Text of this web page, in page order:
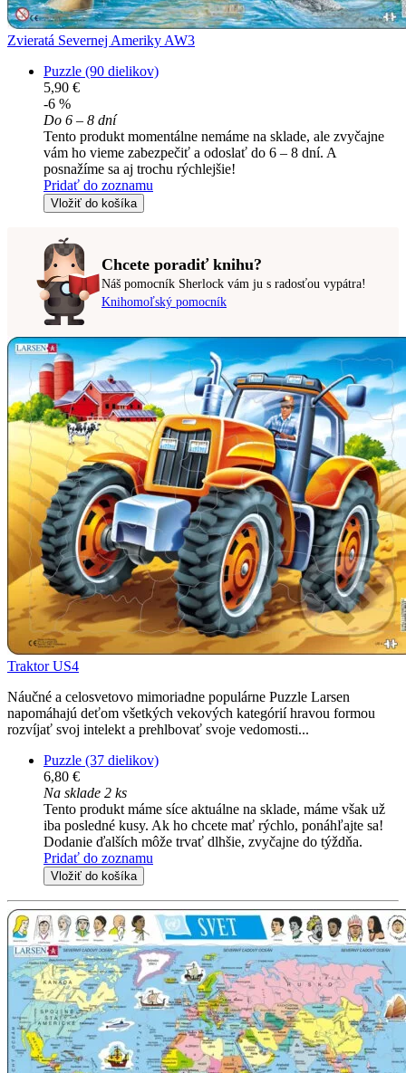
Zvieratá Severnej Ameriky AW3
Puzzle (90 dielikov)
5,90 €
-6 %
Do 6 – 8 dní
Tento produkt momentálne nemáme na sklade, ale zvyčajne
vám ho vieme zabezpečiť a odoslať do 6 – 8 dní. A
posnažíme sa aj trochu rýchlejšie!
Pridať do zoznamu
Vložiť do košíka
Chcete poradiť knihu?
Náš pomocník Sherlock vám ju s radosťou vypátra!
Knihomoľský pomocník
Traktor US4
Náučné a celosvetovo mimoriadne populárne Puzzle Larsen
napomáhajú deťom všetkých vekových kategórií hravou formou
rozvíjať svoj intelekt a prehlbovať svoje vedomosti...
Puzzle (37 dielikov)
6,80 €
Na sklade 2 ks
Tento produkt máme síce aktuálne na sklade, máme však už
iba posledné kusy. Ak ho chcete mať rýchlo, ponáhľajte sa!
Dodanie ďalších môže trvať dlhšie, zvyčajne do týždňa.
Pridať do zoznamu
Vložiť do košíka